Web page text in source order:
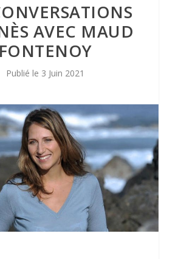
AVEC MAUD
FONTENOY
3 Juin 2021